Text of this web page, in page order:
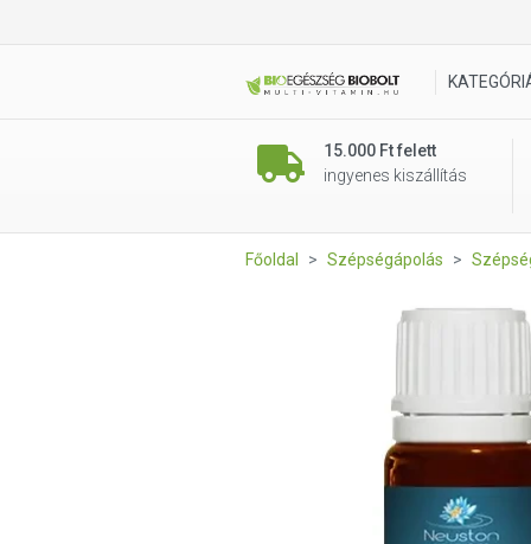
15.000 Ft felett
ingyenes kiszállítás
Főoldal Szépségápolás